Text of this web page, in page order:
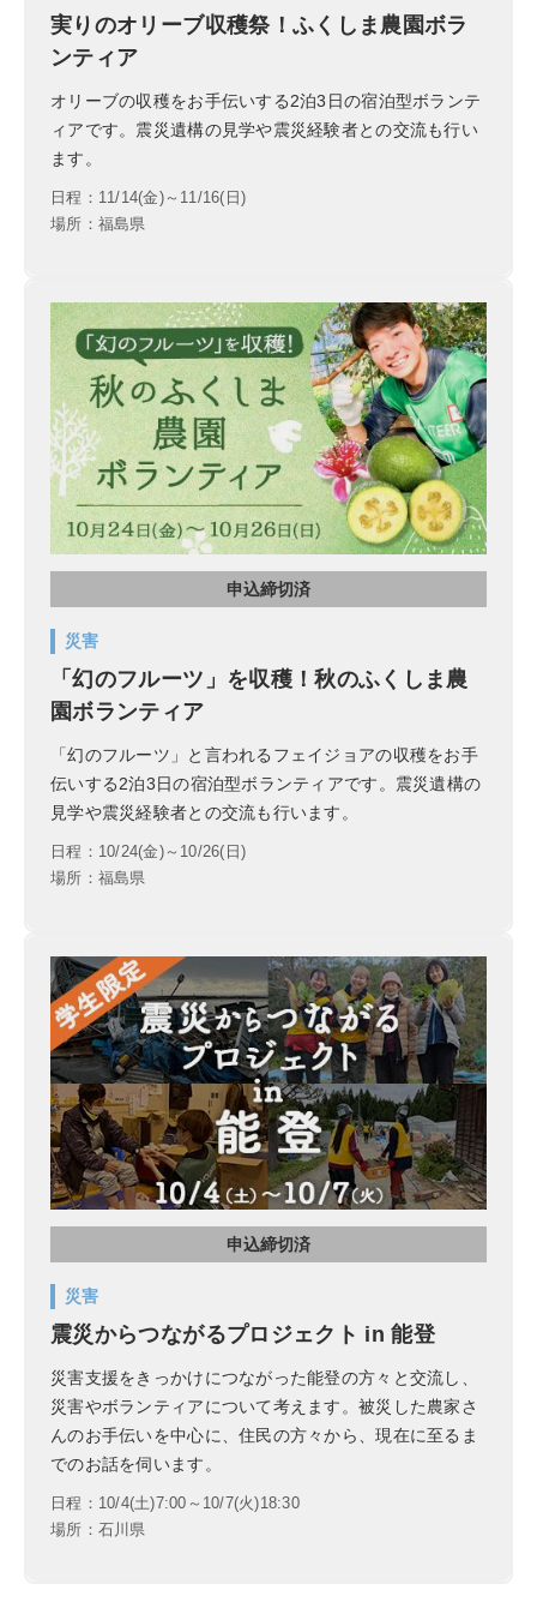
実りのオリーブ収穫祭！ふくしま農園ボラ
ンティア
オリーブの収穫をお手伝いする2泊3日の宿泊型ボランテ
ィアです。震災遺構の見学や震災経験者との交流も行い
ます。
日程：11/14(金)～11/16(日)
場所：福島県
申込締切済
災害
「幻のフルーツ」を収穫！秋のふくしま農
園ボランティア
「幻のフルーツ」と言われるフェイジョアの収穫をお手
伝いする2泊3日の宿泊型ボランティアです。震災遺構の
見学や震災経験者との交流も行います。
日程：10/24(金)～10/26(日)
場所：福島県
申込締切済
災害
震災からつながるプロジェクト in 能登
災害支援をきっかけにつながった能登の方々と交流し、
災害やボランティアについて考えます。被災した農家さ
んのお手伝いを中心に、住民の方々から、現在に至るま
でのお話を伺います。
日程：10/4(土)7:00～10/7(火)18:30
場所：石川県